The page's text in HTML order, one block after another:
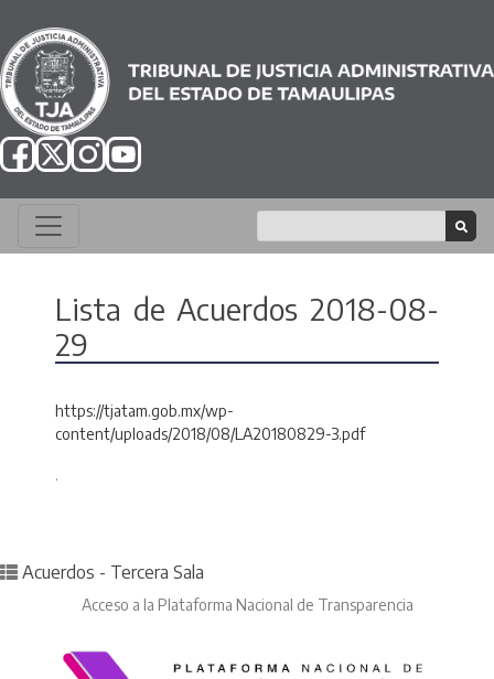
Lista de Acuerdos 2018-08-
29
https://tjatam.gob.mx/wp-
content/uploads/2018/08/LA20180829-3.pdf
.
Posted in
Acuerdos - Tercera Sala
Acceso a la Plataforma Nacional de Transparencia